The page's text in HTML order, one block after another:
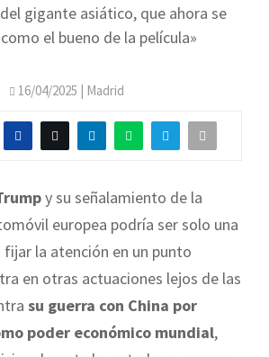
gigante asiático, que ahora se
el bueno de la película»
16/04/2025 | Madrid
y su señalamiento de la
europea podría ser solo una
la atención en un punto
en otras actuaciones lejos de las
su guerra con China por
poder económico mundial,